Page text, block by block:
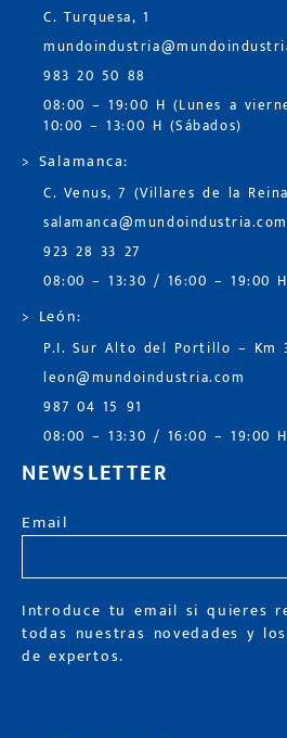
C. Turquesa, 1
983 20 50 88
08:00 – 19:00 H (Lunes a
10:00 – 13:00 H (Sábados)
> Salamanca:
C. Venus, 7 (Villares de la
salamanca@mundoindustria.com
923 28 33 27
08:00 – 13:30 / 16:00 – 19:00
> León:
P.I. Sur Alto del Portillo – Km
leon@mundoindustria.com
987 04 15 91
08:00 – 13:30 / 16:00 – 19:00
NEWSLETTER
Email
Introduce tu email si quieres
todas nuestras novedades y
de expertos.